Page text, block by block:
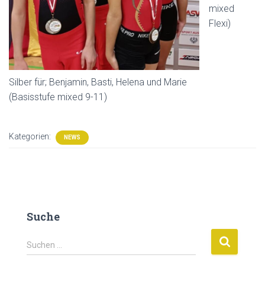
Silber für; Benjamin, Basti, Helena und Marie
(Basisstufe mixed 9-11)
mixed
Flexi)
Kategorien: NEWS
Suche
S
u
Suchen …